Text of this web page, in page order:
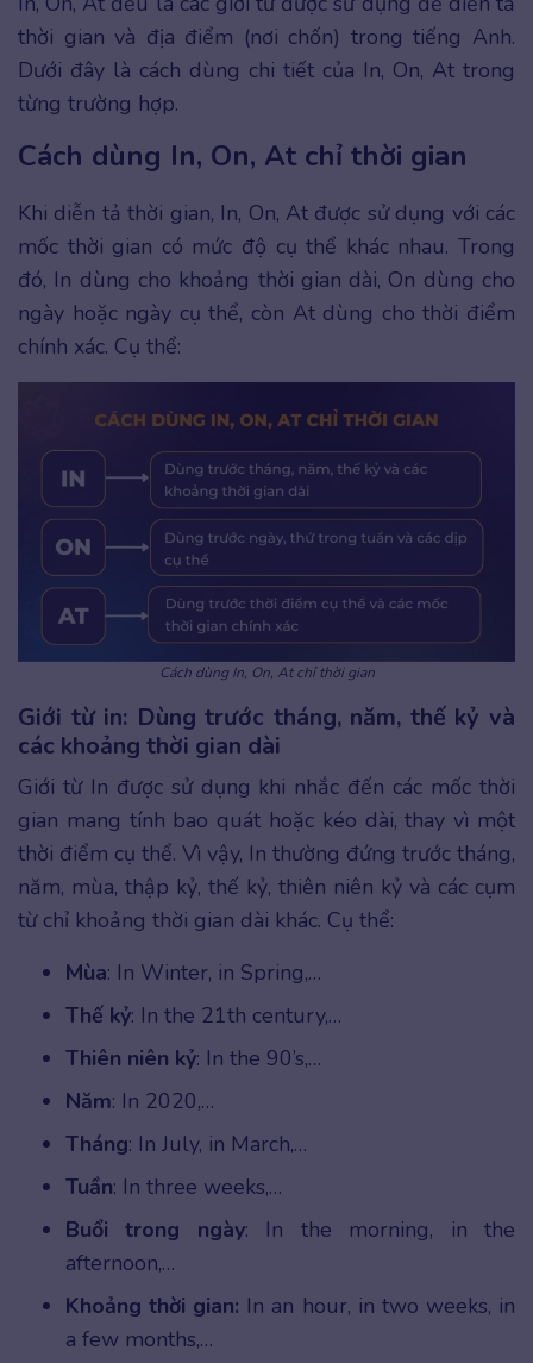
thời gian và địa điểm (nơi chốn) trong tiếng Anh.
Dưới đây là cách dùng chi tiết của In, On, At trong
từng trường hợp.
Cách dùng In, On, At chỉ thời gian
Khi diễn tả thời gian, In, On, At được sử dụng với các
mốc thời gian có mức độ cụ thể khác nhau. Trong
đó, In dùng cho khoảng thời gian dài, On dùng cho
ngày hoặc ngày cụ thể, còn At dùng cho thời điểm
chính xác. Cụ thể:
Cách dùng In, On, At chỉ thời gian
Giới từ in: Dùng trước tháng, năm, thế kỷ và
các khoảng thời gian dài
Giới từ In được sử dụng khi nhắc đến các mốc thời
gian mang tính bao quát hoặc kéo dài, thay vì một
thời điểm cụ thể. Vì vậy, In thường đứng trước tháng,
năm, mùa, thập kỷ, thế kỷ, thiên niên kỷ và các cụm
từ chỉ khoảng thời gian dài khác. Cụ thể:
Mùa: In Winter, in Spring,…
Thế kỷ: In the 21th century,…
Thiên niên kỷ: In the 90’s,…
Năm: In 2020,…
Tháng: In July, in March,…
Tuần: In three weeks,…
Buổi trong ngày: In the morning, in the
afternoon,…
Khoảng thời gian: In an hour, in two weeks, in
a few months,…